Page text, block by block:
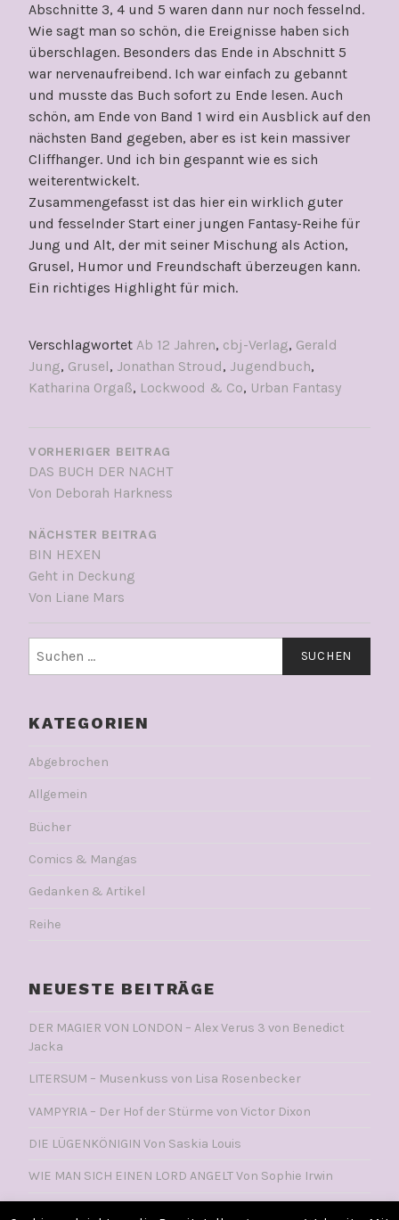
Abschnitte 3, 4 und 5 waren dann nur noch fesselnd.
Wie sagt man so schön, die Ereignisse haben sich
überschlagen. Besonders das Ende in Abschnitt 5
war nervenaufreibend. Ich war einfach zu gebannt
und musste das Buch sofort zu Ende lesen. Auch
schön, am Ende von Band 1 wird ein Ausblick auf den
nächsten Band gegeben, aber es ist kein massiver
Cliffhanger. Und ich bin gespannt wie es sich
weiterentwickelt.
Zusammengefasst ist das hier ein wirklich guter
und fesselnder Start einer jungen Fantasy-Reihe für
Jung und Alt, der mit seiner Mischung als Action,
Grusel, Humor und Freundschaft überzeugen kann.
Ein richtiges Highlight für mich.
Verschlagwortet Ab 12 Jahren, cbj-Verlag, Gerald
Jung, Grusel, Jonathan Stroud, Jugendbuch,
Katharina Orgaß, Lockwood & Co, Urban Fantasy
VORHERIGER BEITRAG
DAS BUCH DER NACHT
Von Deborah Harkness
NÄCHSTER BEITRAG
BIN HEXEN
Geht in Deckung
Von Liane Mars
nach:
KATEGORIEN
Abgebrochen
Allgemein
Bücher
Comics & Mangas
Gedanken & Artikel
Reihe
NEUESTE BEITRÄGE
DER MAGIER VON LONDON – Alex Verus 3 von Benedict
Jacka
LITERSUM – Musenkuss von Lisa Rosenbecker
VAMPYRIA – Der Hof der Stürme von Victor Dixon
DIE LÜGENKÖNIGIN Von Saskia Louis
WIE MAN SICH EINEN LORD ANGELT Von Sophie Irwin